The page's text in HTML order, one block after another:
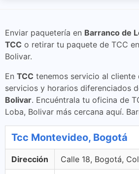
Enviar paquetería en Barranco de
TCC o retirar tu paquete de TCC
Bolivar.
En TCC tenemos servicio al cliente
servicios y horarios diferenciados
Bolivar. Encuéntrala tu oficina de
Loba, Bolivar más cercana aquí.
Tcc Montevideo, Bogotá
Dirección Calle 18, Bogotá,